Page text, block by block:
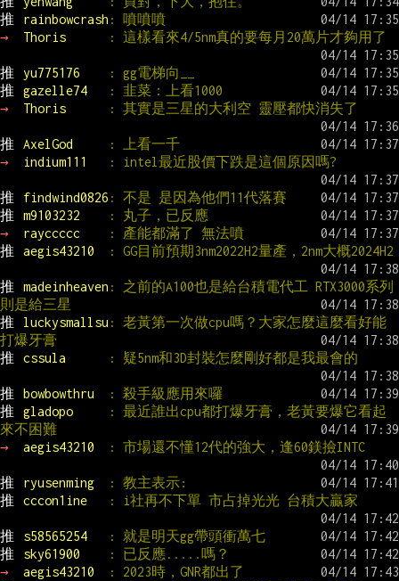
推
rainbowcrash : 噴噴噴
→
Thoris : 這樣看來4/5nm真的要每月20萬片才夠用了
推 yu775176
: gg電梯向__
推
gazelle74
: 韭菜：上看1000
→
Thoris : 其實是三星的大利空 靈壓都快消失了
推 AxelGod
: 上看一千
→
indium111 : intel最近股價下跌是這個原因嗎?
推 findwind0826 : 不是 是因為他們11代落賽
推
m9103232
: 丸子，已反應
→
rayccccc
: 產能都滿了 無法噴
推
aegis43210 : GG目前預期3nm2022H2量產，2nm大概2024H2
推 madeinheaven : 之前的A100也是給台積電代工 RTX3000系列
則是給三星
推
luckysmallsu : 老黃第一次做cpu嗎？大家怎麼這麼看好能
打爆牙膏
推
cssula : 疑5nm和3D封裝怎麼剛好都是我最會的
推 bowbowthru
: 殺手級應用來囉
推
gladopo
: 最近誰出cpu都打爆牙膏，老黃要爆它看起
來不困難
→
aegis43210 : 市場還不懂12代的強大，逢60鎂撿INTC
推 ryusenming
: 教主表示:
推
cccon1ine : i社再不下單 市占掉光光 台積大贏家
推 s58565254
: 就是明天gg帶頭衝萬七
推
sky61900
: 已反應.....嗎？
→
aegis43210
: 2023時，GNR都出了